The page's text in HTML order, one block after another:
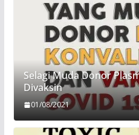
Selagi Muda Donor
Divaksin
01/08/2021